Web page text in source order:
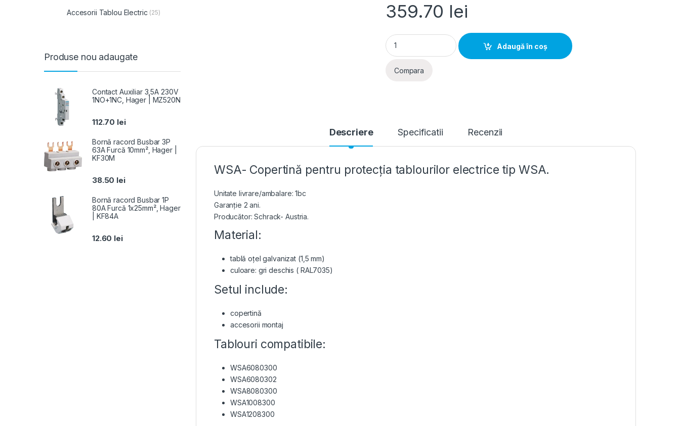
359.70 lei
Schrack WSA- Copertina Tablou Electric 800x300 quantity
Adaugă în coș
Compara
Descriere Specificatii Recenzii
WSA- Copertină pentru protecția tablourilor electrice tip WSA.
Unitate livrare/ambalare: 1bc
Garanție 2 ani.
Producător: Schrack- Austria.
Material:
tablă oțel galvanizat (1,5 mm)
culoare: gri deschis ( RAL7035)
Setul include:
copertină
accesorii montaj
Tablouri compatibile:
WSA6080300
WSA6080302
WSA8080300
WSA1008300
WSA1208300
Accesorii Tablou Electric (25)
Produse nou adaugate
Contact Auxiliar 3,5A 230V
1NO+1NC, Hager | MZ520N
112.70 lei
Bornă racord Busbar 3P
63A Furcă 10mm², Hager |
KF30M
38.50 lei
Bornă racord Busbar 1P
80A Furcă 1x25mm², Hager
| KF84A
12.60 lei